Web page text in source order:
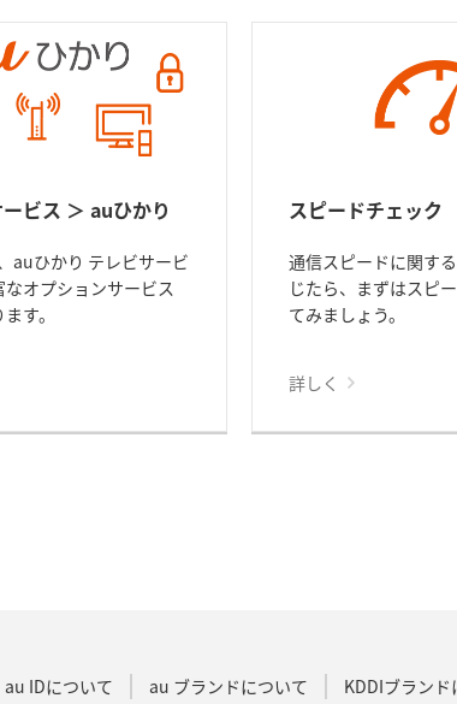
ビス ＞ auひかり
auひかり テレビサービ
オプションサービス
す。
スピードチェック
通信スピードに関す
じたら、まずはスピ
てみましょう。
詳しく
au IDについて au ブランドについて KDDIブランド